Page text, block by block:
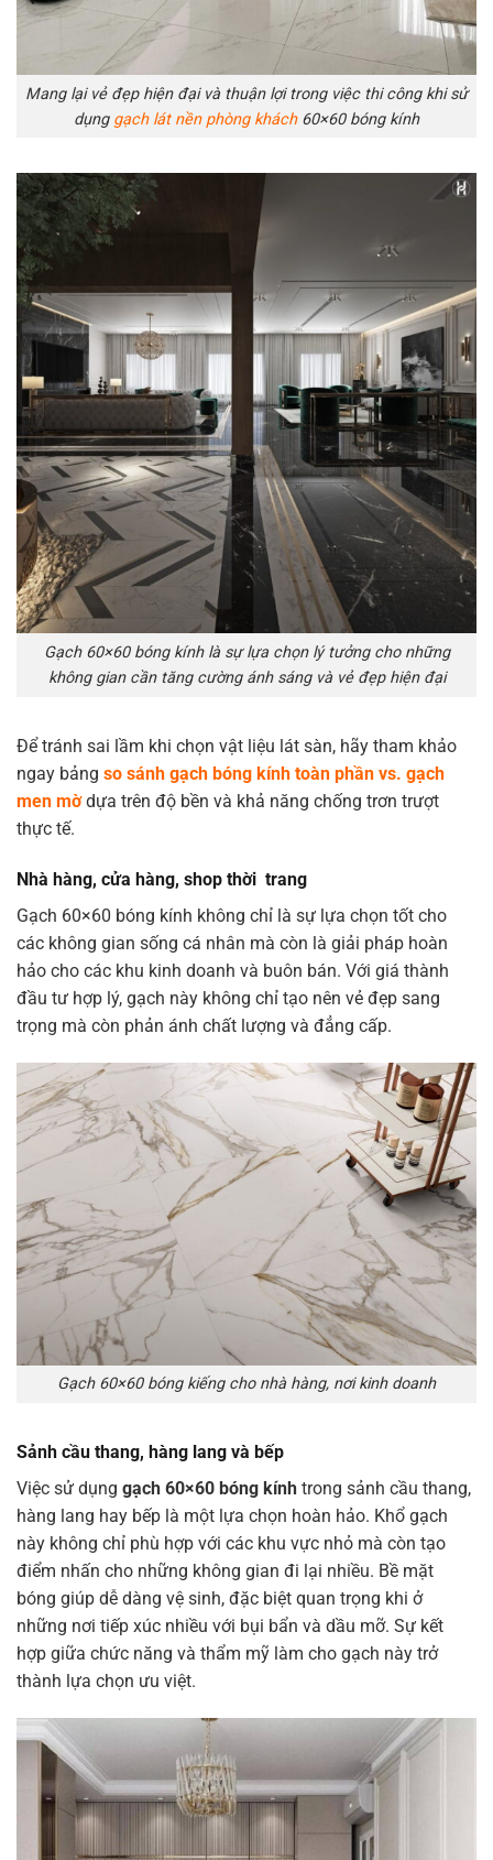
Mang lại vẻ đẹp hiện đại và thuận lợi trong việc thi công khi sử
dụng gạch lát nền phòng khách60×60 bóng kính
Gạch 60×60 bóng kính là sự lựa chọn lý tưởng cho những
không gian cần tăng cường ánh sáng và vẻ đẹp hiện đại
Để tránh sai lầm khi chọn vật liệu lát sàn, hãy tham khảo
ngay bảng so sánh gạch bóng kính toàn phần vs. gạch
men mờdựa trên độ bền và khả năng chống trơn trượt
thực tế.
Nhà hàng, cửa hàng, shop thời trang
Gạch 60×60 bóng kính không chỉ là sự lựa chọn tốt cho
các không gian sống cá nhân mà còn là giải pháp hoàn
hảo cho các khu kinh doanh và buôn bán. Với giá thành
đầu tư hợp lý, gạch này không chỉ tạo nên vẻ đẹp sang
trọng mà còn phản ánh chất lượng và đẳng cấp.
Gạch 60×60 bóng kiếng cho nhà hàng, nơi kinh doanh
Sảnh cầu thang, hàng lang và bếp
Việc sử dụng gạch 60×60 bóng kính trong sảnh cầu thang,
hàng lang hay bếp là một lựa chọn hoàn hảo. Khổ gạch
này không chỉ phù hợp với các khu vực nhỏ mà còn tạo
điểm nhấn cho những không gian đi lại nhiều. Bề mặt
bóng giúp dễ dàng vệ sinh, đặc biệt quan trọng khi ở
những nơi tiếp xúc nhiều với bụi bẩn và dầu mỡ. Sự kết
hợp giữa chức năng và thẩm mỹ làm cho gạch này trở
thành lựa chọn ưu việt.